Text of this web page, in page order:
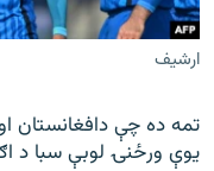
ارشیف
تمه ده چې دافغانستان
یوې ورځنۍ لوبې سبا د